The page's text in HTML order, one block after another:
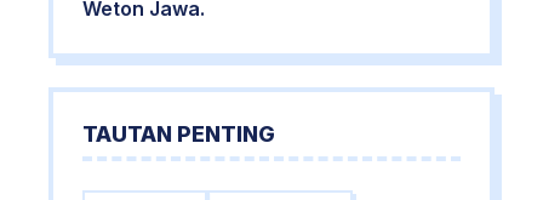
Weton Jawa.
TAUTAN PENTING